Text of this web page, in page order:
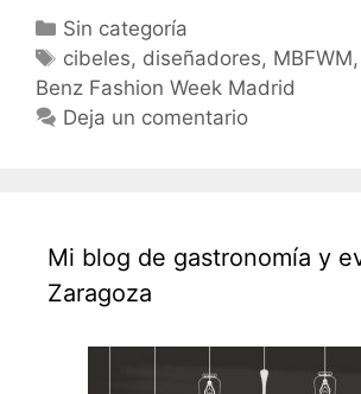
Categorías
Sin categoría
Etiquetas
cibeles, diseñadores, MBFWM,
Benz Fashion Week Madrid
Deja un comentario
Mi blog de gastronomía y
Zaragoza